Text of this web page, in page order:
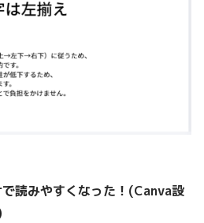
読みやすくなった！(Canva設